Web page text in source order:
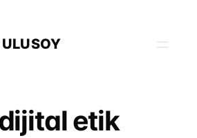
etik